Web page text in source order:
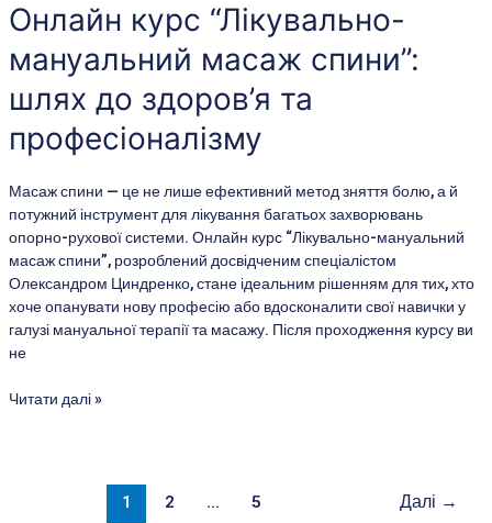
Онлайн курс “Лікувально-
мануальний масаж спини”:
шлях до здоров’я та
професіоналізму
Масаж спини — це не лише ефективний метод зняття болю, а й
потужний інструмент для лікування багатьох захворювань
опорно-рухової системи. Онлайн курс “Лікувально-мануальний
масаж спини”, розроблений досвідченим спеціалістом
Олександром Циндренко, стане ідеальним рішенням для тих, хто
хоче опанувати нову професію або вдосконалити свої навички у
галузі мануальної терапії та масажу. Після проходження курсу ви
не
“Лікувально-
мануальний
масаж
шлях
здоров’я
професіоналізму
Читати далі »
1 2 … 5 Далі →